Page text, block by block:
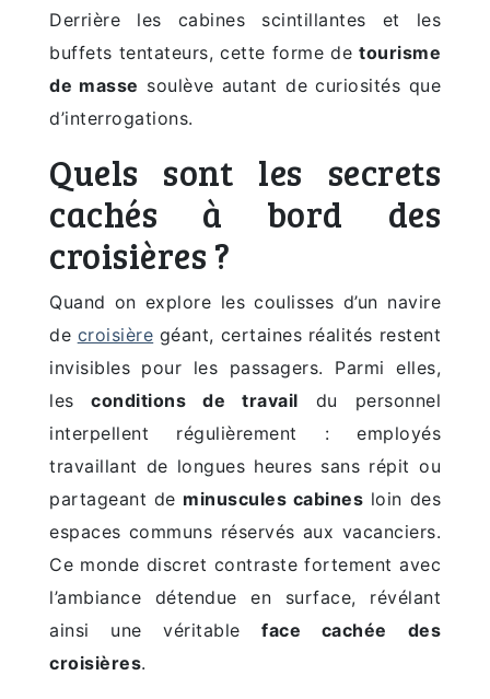
Derrière les cabines scintillantes et les
buffets tentateurs, cette forme de tourisme
de masse soulève autant de curiosités que
d’interrogations.
Quels sont les secrets
cachés à bord des
croisières ?
Quand on explore les coulisses d’un navire
de croisière géant, certaines réalités restent
invisibles pour les passagers. Parmi elles,
lesconditions de travail du personnel
interpellent régulièrement : employés
travaillant de longues heures sans répit ou
partageant de minuscules cabines loin des
espaces communs réservés aux vacanciers.
Ce monde discret contraste fortement avec
l’ambiance détendue en surface, révélant
ainsi une véritableface cachée des
croisières.